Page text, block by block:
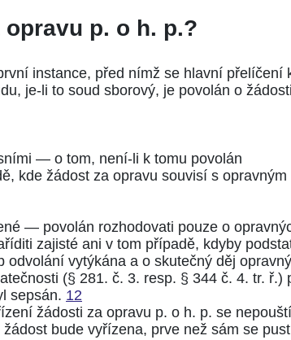
p. o h. p.?
instance, před nímž se hlavní přelíčení
je-li to soud sborový, je povolán o
— o tom, není-li k tomu povolán
kde žádost za opravu souvisí s
— povolán rozhodovati pouze o
zajisté ani v tom případě, kdyby
vytýkána a o skutečný děj
(§ 281. č. 3. resp. § 344 č. 4. tr. ř.)
sepsán. 12
žádosti za opravu p. o h. p. se
bude vyřízena, prve než sám se